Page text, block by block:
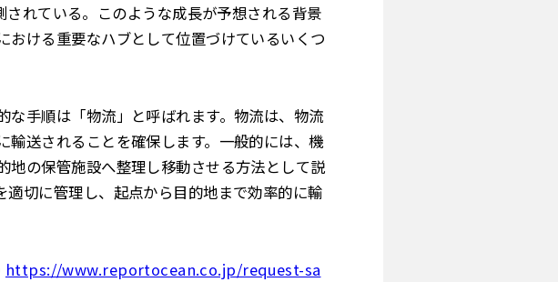
されている。このような成長が予想される背景
ける重要なハブとして位置づけているいくつ
手順は「物流」と呼ばれます。物流は、物流
送されることを確保します。一般的には、機
の保管施設へ整理し移動させる方法として説
切に管理し、起点から目的地まで効率的に輸
https://www.reportocean.co.jp/request-sa